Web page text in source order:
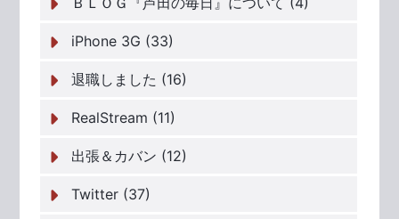
iPhone 3G (33)
退職しました (16)
RealStream (11)
出張＆カバン (12)
Twitter (37)